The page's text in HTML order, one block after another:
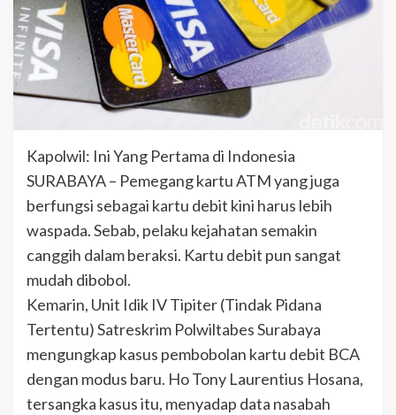
Kapolwil: Ini Yang Pertama di Indonesia
SURABAYA – Pemegang kartu ATM yang juga
berfungsi sebagai kartu debit kini harus lebih
waspada. Sebab, pelaku kejahatan semakin
canggih dalam beraksi. Kartu debit pun sangat
mudah dibobol.
Kemarin, Unit Idik IV Tipiter (Tindak Pidana
Tertentu) Satreskrim Polwiltabes Surabaya
mengungkap kasus pembobolan kartu debit BCA
dengan modus baru. Ho Tony Laurentius Hosana,
tersangka kasus itu, menyadap data nasabah